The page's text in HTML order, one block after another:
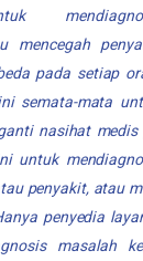
mencegah
pada setiap
semata-mata
nasihat
untuk
penyakit, atau
penyedia
masalah